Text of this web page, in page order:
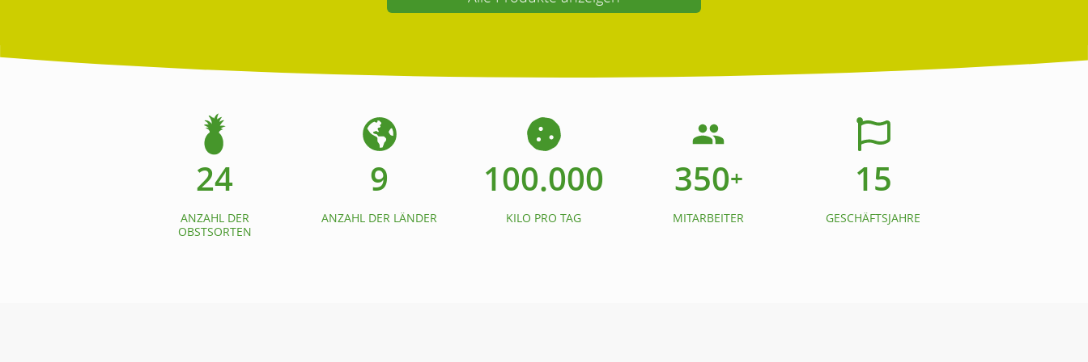
24
ANZAHL DER
OBSTSORTEN
9
ANZAHL DER LÄNDER
100.000
KILO PRO TAG
350+
MITARBEITER
15
GESCHÄFTSJAHRE